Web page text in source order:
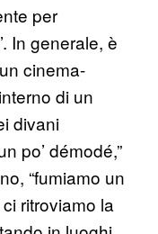
per
In generale, è
cinema-
di un
divani
po’ démodé,”
“fumiamo un
ritroviamo la